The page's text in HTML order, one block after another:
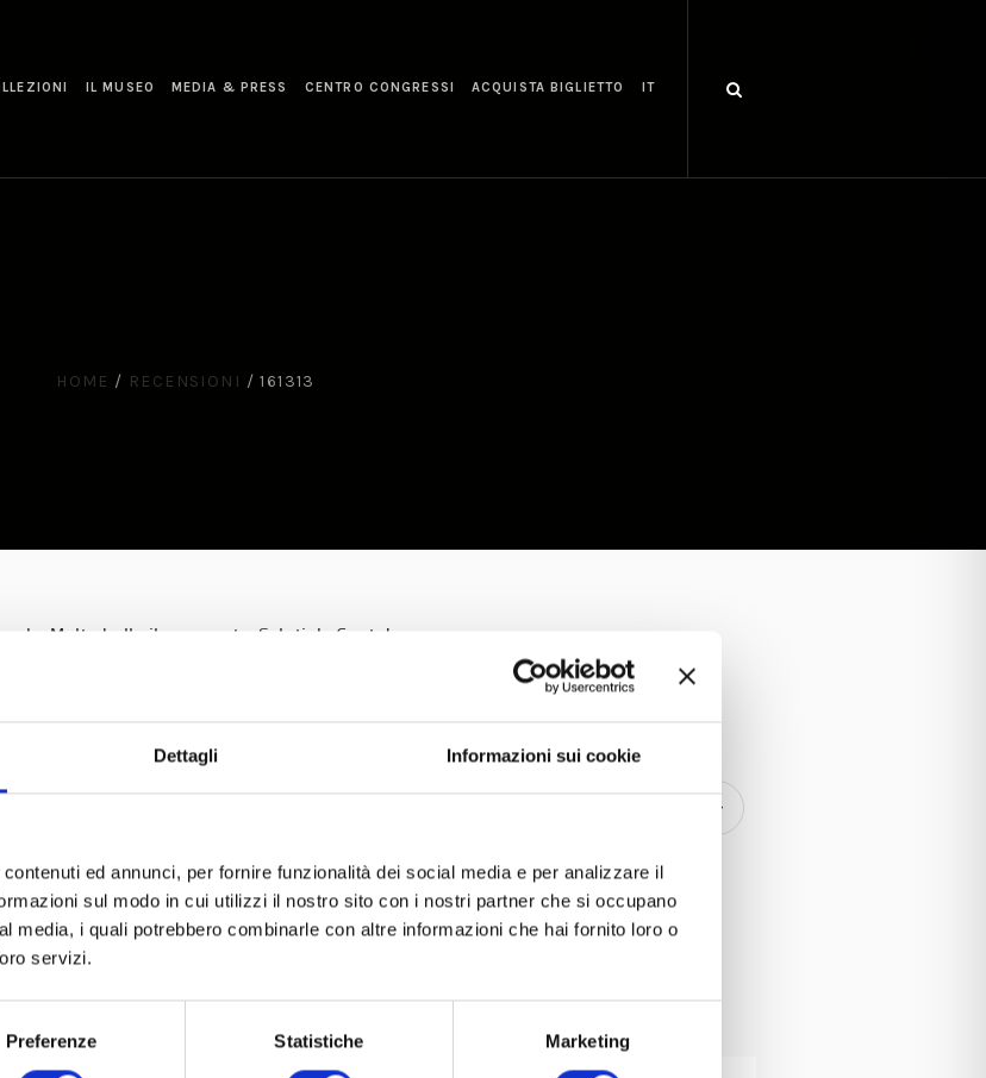
Dettagli Informazioni sui cookie
ed annunci, per fornire funzionalità dei social media e per analizzare il
sul modo in cui utilizzi il nostro sito con i nostri partner che si occupano
media, i quali potrebbero combinarle con altre informazioni che hai fornito loro o
servizi.
Preferenze Statistiche Marketing
IL MUSEO MEDIA & PRESS CENTRO CONGRESSI ACQUISTA BIGLIETTO IT
HOME / RECENSIONI / 161313
Molto bello il parco auto. Saluti da Cento!
Partner